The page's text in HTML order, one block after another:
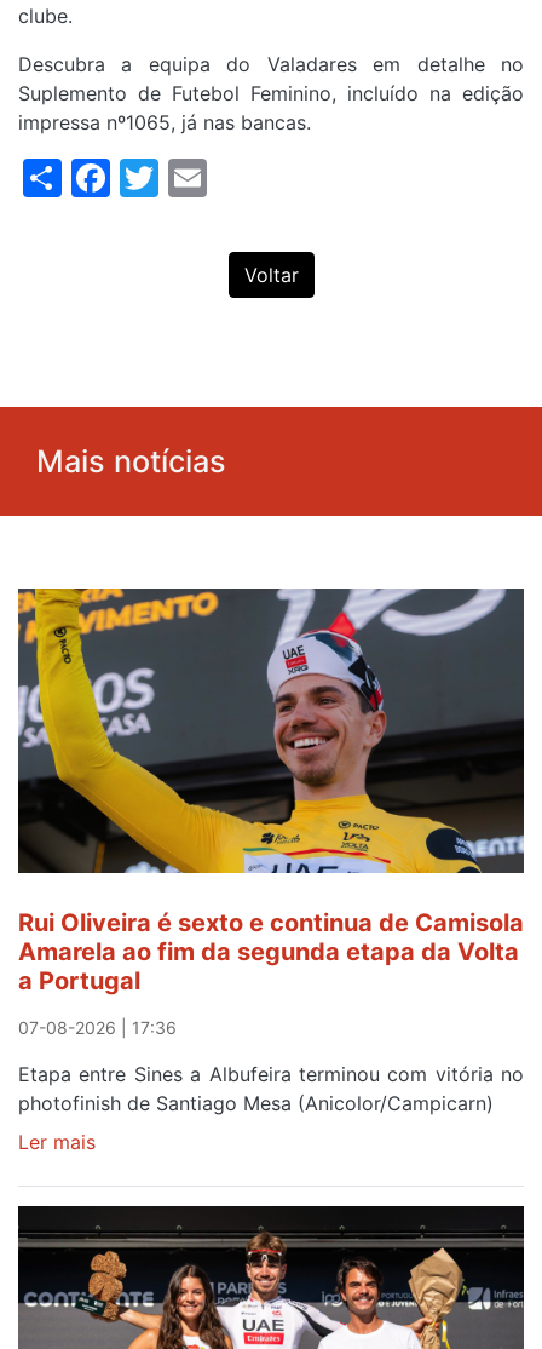
clube.
Descubra a equipa do Valadares em detalhe no
Suplemento de Futebol Feminino, incluído na edição
impressa nº1065, já nas bancas.
ShareFacebook
Twitter
Voltar
Mais notícias
Rui Oliveira é sexto e continua de Camisola
Amarela ao fim da segunda etapa da Volta
a Portugal
07-08-2026 | 17:36
Etapa entre Sines a Albufeira terminou com vitória no
photofinish de Santiago Mesa (Anicolor/Campicarn)
Ler mais
Oliveira
é
sexto
e
continua